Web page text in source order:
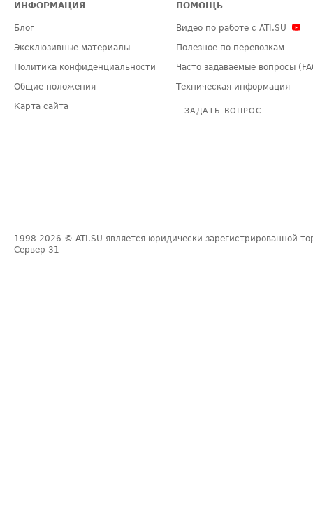
ИНФОРМАЦИЯ
Блог
Эксклюзивные материалы
Политика конфиденциальности
Общие положения
Карта сайта
ПОМОЩЬ
Видео по работе с ATI.SU
Полезное по перевозкам
Часто задаваемые вопросы
Техническая информация
ЗАДАТЬ ВОПРОС
1998-2026 © ATI.SU является юридически зарегистрированной
Сервер 31